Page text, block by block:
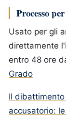
Processo
Usato per gli
direttamente
entro 48 ore
Grado
Il
accusatorio: